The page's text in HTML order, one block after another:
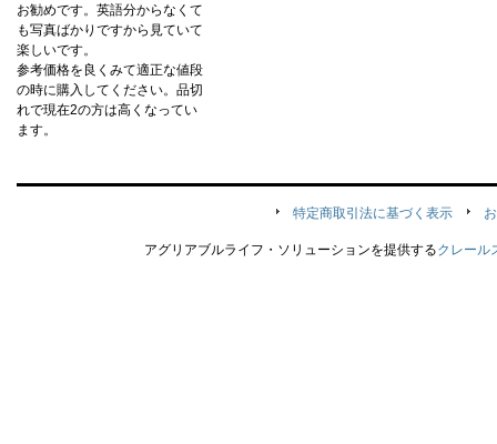
お勧めです。英語分からなくて
も写真ばかりですから見ていて
楽しいです。
参考価格を良くみて適正な値段
の時に購入してください。品切
れで現在2の方は高くなってい
ます。
特定商取引法に基づく表示
アグリアブルライフ・ソリューションを提供するクレール